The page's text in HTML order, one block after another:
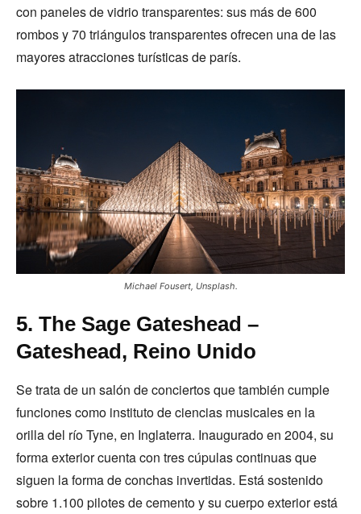
con paneles de vidrio transparentes: sus más de 600
rombos y 70 triángulos transparentes ofrecen una de las
mayores atracciones turísticas de parís.
Michael Fousert, Unsplash.
5. The Sage Gateshead –
Gateshead, Reino Unido
Se trata de un salón de conciertos que también cumple
funciones como instituto de ciencias musicales en la
orilla del río Tyne, en Inglaterra. Inaugurado en 2004, su
forma exterior cuenta con tres cúpulas continuas que
siguen la forma de conchas invertidas. Está sostenido
sobre 1.100 pilotes de cemento y su cuerpo exterior está